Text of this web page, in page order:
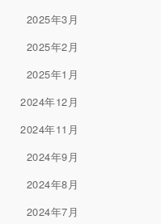
2025年3月
2025年2月
2025年1月
2024年12月
2024年11月
2024年9月
2024年8月
2024年7月